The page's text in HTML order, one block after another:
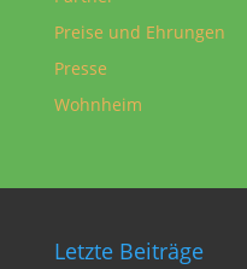
Preise und Ehrungen
Presse
Wohnheim
Letzte Beiträge